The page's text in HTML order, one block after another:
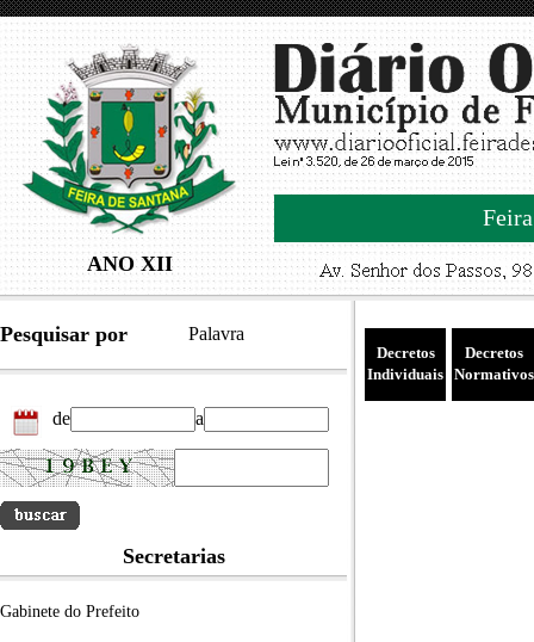
ANO XII
Pesquisar por Palavra
de a
Secretarias
Gabinete do Prefeito
Decretos
Individuais
Decretos
Normativos